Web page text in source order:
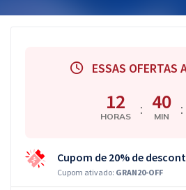
ESSAS OFERTAS
12
HORAS : 40
MIN :
Cupom de 20% de
Cupom ativado: GRAN20-OFF